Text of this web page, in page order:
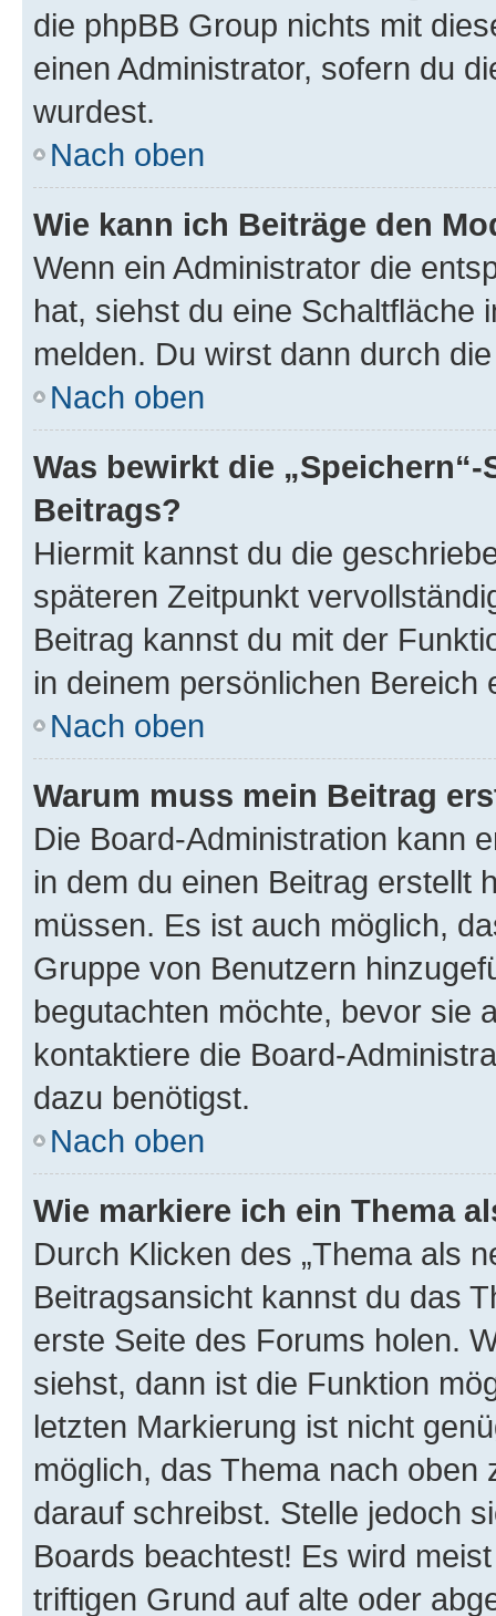
die phpBB Group nichts mit
einen Administrator, sofern du
wurdest.
Nach oben
Wie kann ich Beiträge den
Wenn ein Administrator die
hat, siehst du eine Schaltfläche
melden. Du wirst dann durch
Nach oben
Was bewirkt die
Beitrags?
Hiermit kannst du die
späteren Zeitpunkt
Beitrag kannst du mit der
in deinem persönlichen Bereich
Nach oben
Warum muss mein Beitrag
Die Board-Administration kann
in dem du einen Beitrag erstellt
müssen. Es ist auch möglich,
Gruppe von Benutzern
begutachten möchte, bevor sie
kontaktiere die Board-
dazu benötigst.
Nach oben
Wie markiere ich ein Thema
Durch Klicken des „Thema als
Beitragsansicht kannst du das
erste Seite des Forums holen.
siehst, dann ist die Funktion
letzten Markierung ist nicht
möglich, das Thema nach oben
darauf schreibst. Stelle jedoch
Boards beachtest! Es wird
triftigen Grund auf alte oder